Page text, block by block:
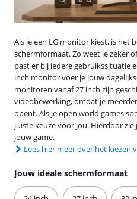
Als je een LG monitor kiest, is het
schermformaat. Zo weet je zeker
past er bij iedere gebruikssituatie
inch monitor voer je jouw
monitoren vanaf 27 inch zijn
videobewerking, omdat je
opent. Als je open world games
juiste keuze voor jou. Hierdoor
jouw game.
Lees hier meer over het kiezen
Jouw ideale schermformaat